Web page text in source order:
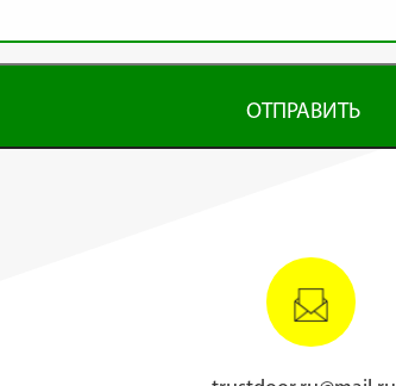
ОТПРАВИТЬ